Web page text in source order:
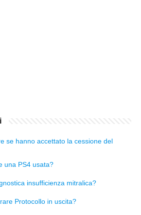
se hanno accettato la cessione del
una PS4 usata?
insufficienza mitralica?
Protocollo in uscita?